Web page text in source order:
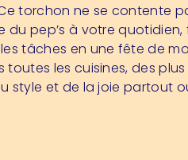
torchon ne se contente
du pep’s à votre quotidien,
tâches en une fête de
toutes les cuisines, des
style et de la joie partout